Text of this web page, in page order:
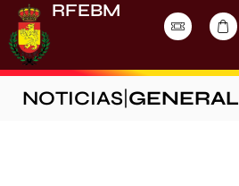
RFEBM
NOTICIAS GENERAL